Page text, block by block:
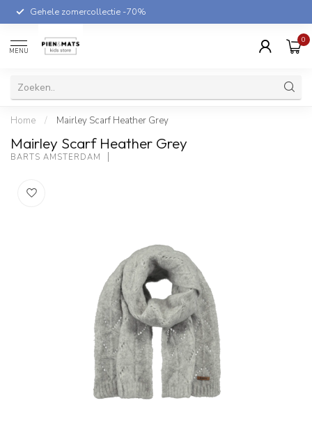
Gehele zomercollectie -70%
MENU
0
Home / Mairley Scarf Heather Grey
Mairley Scarf Heather Grey
BARTS AMSTERDAM